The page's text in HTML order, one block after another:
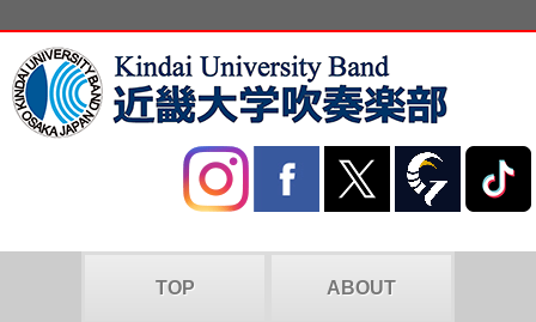
TOP ABOUT